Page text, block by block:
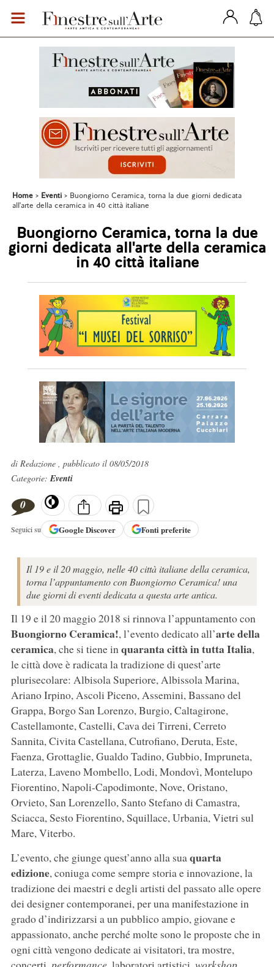
Home Eventi
Buongiorno Ceramica, torna la due giorni dedicata
all'arte della ceramica in 40 città italiane
Buongiorno Ceramica, torna la due
giorni dedicata all'arte della ceramica
in 40 città italiane
di Redazione , pubblicato il 08/05/2018
Categorie:Eventi
0
Seguici su GoogleDiscover Fonti preferite
Il 19 e il 20 maggio, nelle 40 città italiane della ceramica,
torna l’appuntamento con Buongiorno Ceramica! una
due giorni di eventi dedicata a questa arte antica.
Il 19 e il 20 maggio 2018 si rinnova l’appuntamento con
Buongiorno Ceramica!, l’evento dedicato all’arte della
ceramica, che si tiene inquaranta città in tutta Italia,
le città dove è radicata la tradizione di quest’arte
plurisecolare: Albisola Superiore, Albissola Marina,
Ariano Irpino, Ascoli Piceno, Assemini, Bassano del
Grappa, Borgo San Lorenzo, Burgio, Caltagirone,
Castellamonte, Castelli, Cava dei Tirreni, Cerreto
Sannita, Civita Castellana, Cutrofiano, Deruta, Este,
Faenza, Grottaglie, Gualdo Tadino, Gubbio, Impruneta,
Laterza, Laveno Mombello, Lodi, Mondovì, Montelupo
Fiorentino, Napoli-Capodimonte, Nove, Oristano,
Orvieto, San Lorenzello, Santo Stefano di Camastra,
Sciacca, Sesto Fiorentino, Squillace, Urbania, Vietri sul
Mare, Viterbo.
L’evento, che giunge quest’anno alla suaquarta
edizione, coniuga come sempre storia e innovazione, la
tradizione dei maestri e degli artisti del passato alle opere
dei designer contemporanei, per una manifestazione in
grado d’indirizzarsi a un pubblico ampio, giovane e
appassionato, anche perché molte sono le proposte che in
ogni città vengono dedicate ai visitatori, tra mostre,